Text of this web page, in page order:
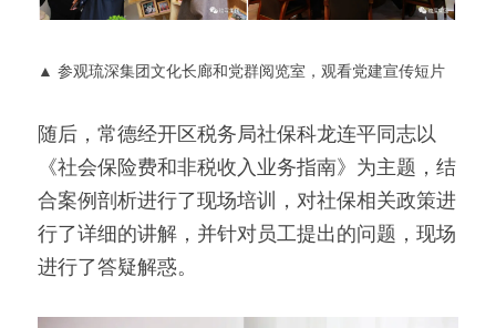
▲ 参观琉深集团文化长廊和党群阅览室，观看党建宣传短片
随后，常德经开区税务局社保科龙连平同志以
《社会保险费和非税收入业务指南》为主题，结
合案例剖析进行了现场培训，对社保相关政策进
行了详细的讲解，并针对员工提出的问题，现场
进行了答疑解惑。